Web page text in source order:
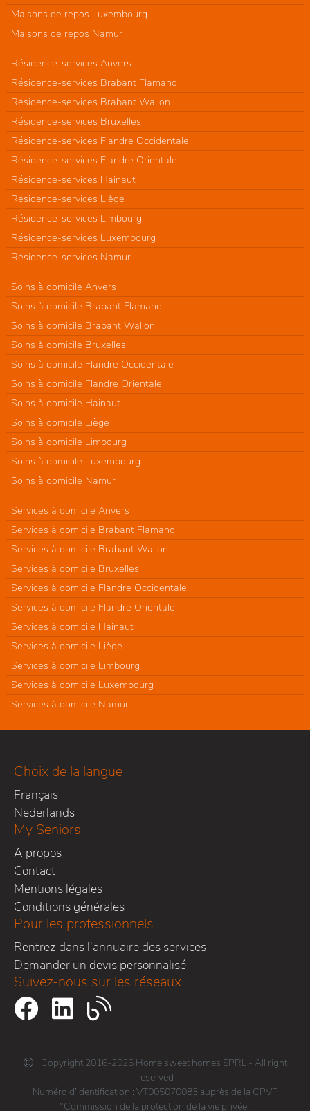
Maisons de repos Luxembourg
Maisons de repos Namur
Résidence-services Anvers
Résidence-services Brabant Flamand
Résidence-services Brabant Wallon
Résidence-services Bruxelles
Résidence-services Flandre Occidentale
Résidence-services Flandre Orientale
Résidence-services Hainaut
Résidence-services Liège
Résidence-services Limbourg
Résidence-services Luxembourg
Résidence-services Namur
Soins à domicile Anvers
Soins à domicile Brabant Flamand
Soins à domicile Brabant Wallon
Soins à domicile Bruxelles
Soins à domicile Flandre Occidentale
Soins à domicile Flandre Orientale
Soins à domicile Hainaut
Soins à domicile Liège
Soins à domicile Limbourg
Soins à domicile Luxembourg
Soins à domicile Namur
Services à domicile Anvers
Services à domicile Brabant Flamand
Services à domicile Brabant Wallon
Services à domicile Bruxelles
Services à domicile Flandre Occidentale
Services à domicile Flandre Orientale
Services à domicile Hainaut
Services à domicile Liège
Services à domicile Limbourg
Services à domicile Luxembourg
Services à domicile Namur
Choix de la langue
Français
Nederlands
My Seniors
A propos
Contact
Mentions légales
Conditions générales
Pour les professionnels
Rentrez dans l'annuaire des services
Demander un devis personnalisé
Suivez-nous sur les réseaux
Copyright 2016-2026 Home sweet homes SPRL - All right
reserved
Numéro d’identification : VT005070083 auprès de la CPVP
"Commission de la protection de la vie privée"